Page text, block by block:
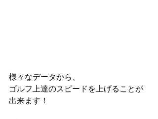
様々なデータから、
ゴルフ上達のスピードを上げることが
出来ます！